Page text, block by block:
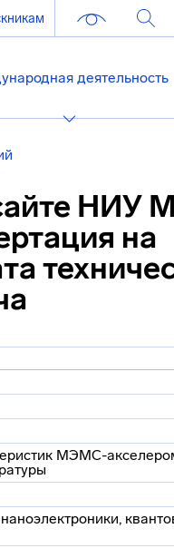
деятельность
НИУ
на
МЭМС-